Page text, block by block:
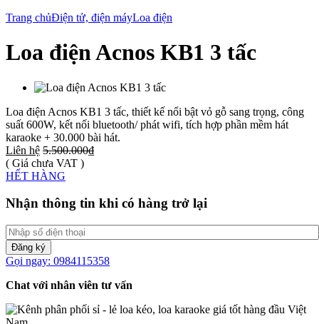
Trang chủĐiện tử, điện máyLoa điện
Loa điện Acnos KB1 3 tấc
Loa điện Acnos KB1 3 tấc, thiết kế nổi bật vỏ gỗ sang trọng, công
suất 600W, kết nối bluetooth/ phát wifi, tích hợp phần mềm hát
karaoke + 30.000 bài hát.
Liên hệ 5.500.000₫
( Giá chưa VAT )
HẾT HÀNG
Nhận thông tin khi có hàng trở lại
Đăng ký
Gọi ngay: 0984115358
Chat với nhân viên tư vấn